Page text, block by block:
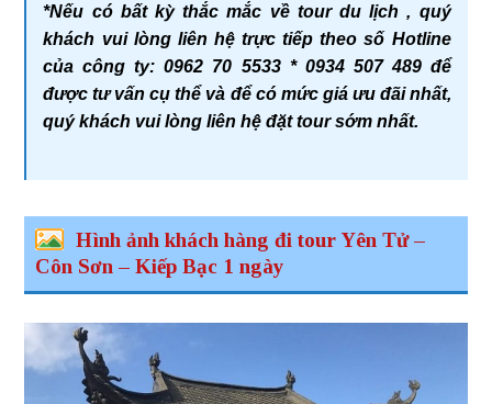
*Nếu có bất kỳ thắc mắc về tour du lịch , quý
khách vui lòng liên hệ trực tiếp theo số Hotline
của công ty: 0962 70 5533 * 0934 507 489 để
được tư vấn cụ thể và để có mức giá ưu đãi nhất,
quý khách vui lòng liên hệ đặt tour sớm nhất.
Hình ảnh khách hàng đi tour Yên Tử –
Côn Sơn – Kiếp Bạc 1 ngày